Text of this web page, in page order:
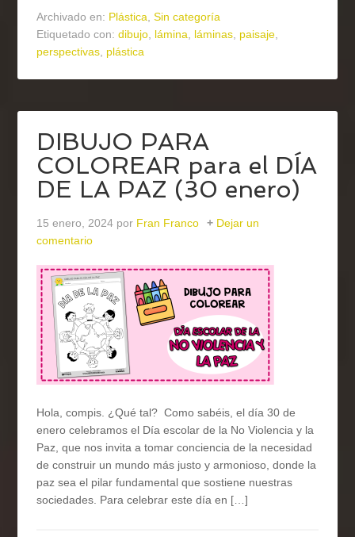
Archivado en: Plástica,Sin categoría
Etiquetado con:dibujo, lámina, láminas, paisaje,
perspectivas, plástica
DIBUJO PARA
COLOREAR para el DÍA
DE LA PAZ (30 enero)
15 enero, 2024 por Fran Franco
Dejar un
comentario
Hola, compis. ¿Qué tal? Como sabéis, el día 30 de
enero celebramos el Día escolar de la No Violencia y la
Paz, que nos invita a tomar conciencia de la necesidad
de construir un mundo más justo y armonioso, donde la
paz sea el pilar fundamental que sostiene nuestras
sociedades. Para celebrar este día en […]